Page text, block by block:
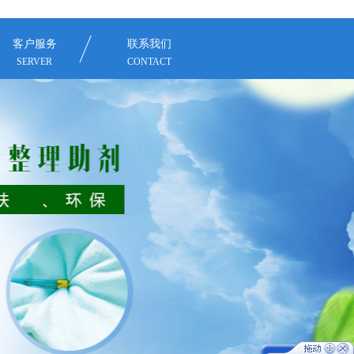
客户服务
SERVER
联系我们
CONTACT